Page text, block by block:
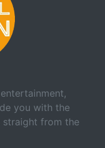
you with the
straight from the